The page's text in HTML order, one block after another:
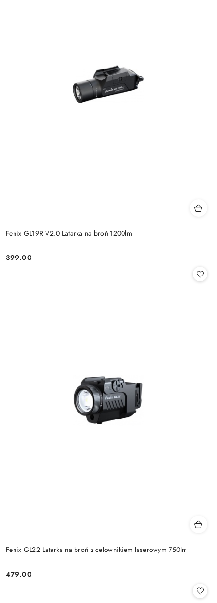
Fenix GL19R V2.0 Latarka na broń 1200lm
Cena:
399.00
Fenix GL22 Latarka na broń z celownikiem laserowym 750lm
Cena:
479.00